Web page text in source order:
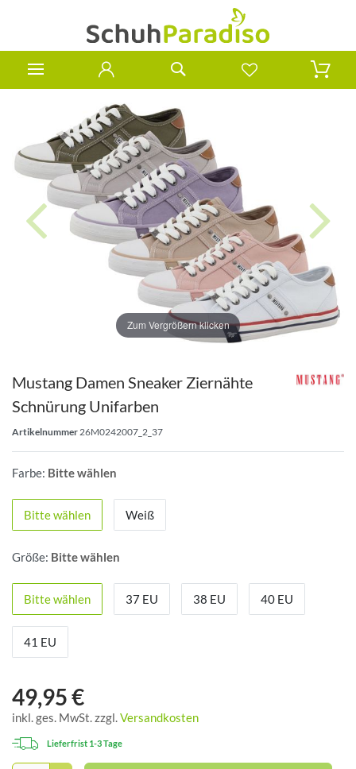
Zum Vergrößern klicken
Mustang Damen Sneaker Ziernähte
Schnürung Unifarben
Artikelnummer 26M0242007_2_37
Farbe: Bitte wählen
Bitte wählen Weiß
Größe: Bitte wählen
Bitte wählen 37 EU 38 EU 40 EU
41 EU
49,95 €
inkl. ges. MwSt. zzgl.Versandkosten
Lieferfrist 1-3 Tage